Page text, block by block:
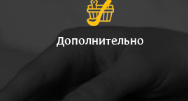
Дополнительно